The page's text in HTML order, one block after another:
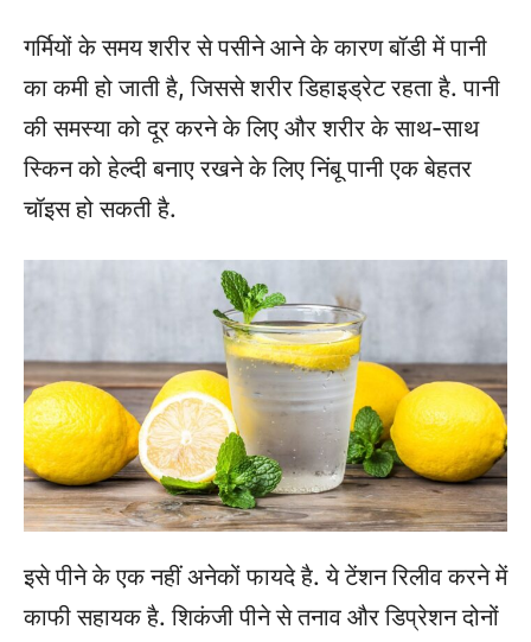
गर्मियों के समय शरीर से पसीने आने के कारण बॉडी में पानी
का कमी हो जाती है, जिससे शरीर डिहाइड्रेट रहता है. पानी
की समस्या को दूर करने के लिए और शरीर के साथ-साथ
स्किन को हेल्दी बनाए रखने के लिए निंबू पानी एक बेहतर
चॉइस हो सकती है.
इसे पीने के एक नहीं अनेकों फायदे है. ये टेंशन रिलीव करने में
काफी सहायक है. शिकंजी पीने से तनाव और डिप्रेशन दोनों